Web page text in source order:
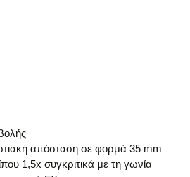
απόσταση σε φορμά 35 mm
1,5x συγκριτικά με τη γωνία